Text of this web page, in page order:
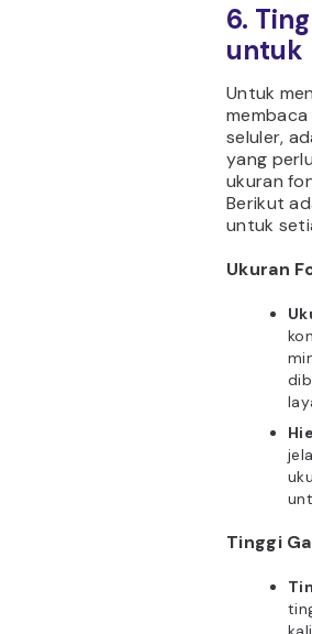
6.
untuk
Untuk
seluler,
yang
ukuran
Berikut
untuk
Ukuran
Tinggi